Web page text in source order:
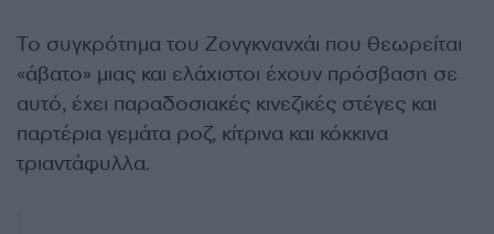
Το συγκρότημα του Ζονγκνανχάι που θεωρείται
«άβατο» μιας και ελάχιστοι έχουν πρόσβαση σε
αυτό, έχει παραδοσιακές κινεζικές στέγες και
παρτέρια γεμάτα ροζ, κίτρινα και κόκκινα
τριαντάφυλλα.